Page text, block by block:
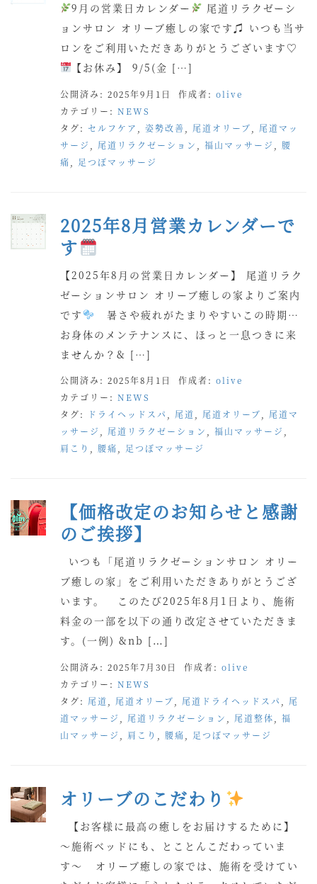
9月の営業日カレンダー
尾道リラクゼーシ
ョンサロン オリーブ癒しの家です♫ いつも当サ
ロンをご利用いただきありがとうございます♡
【お休み】 9/5(金 […]
公開済み: 2025年9月1日 作成者: olive
カテゴリー: NEWS
タグ: セルフケア 姿勢改善 尾道オリーブ
尾道マッ
サージ
尾道リラクゼーション 福山マッサージ
腰
痛
足つぼマッサージ
2025年8月営業カレンダーで
す
【2025年8月の営業日カレンダー】 尾道リラク
ゼーションサロン オリーブ癒しの家よりご案内
です
暑さや疲れがたまりやすいこの時期…
お身体のメンテナンスに、ほっと一息つきに来
ませんか？& […]
公開済み: 2025年8月1日 作成者: olive
カテゴリー: NEWS
タグ:
ドライヘッドスパ 尾道 尾道オリーブ
尾道マ
ッサージ
尾道リラクゼーション 福山マッサージ
肩こり
腰痛 足つぼマッサージ
【価格改定のお知らせと感謝
のご挨拶】
いつも「尾道リラクゼーションサロン オリー
ブ癒しの家」をご利用いただきありがとうござ
います。 このたび2025年8月1日より、施術
料金の一部を以下の通り改定させていただきま
す。(一例) &nb […]
公開済み: 2025年7月30日 作成者: olive
カテゴリー: NEWS
タグ: 尾道 尾道オリーブ 尾道ドライヘッドスパ
尾
道マッサージ
尾道リラクゼーション 尾道整体
福
山マッサージ
肩こり 腰痛 足つぼマッサージ
オリーブのこだわり
【お客様に最高の癒しをお届けするために】
〜施術ベッドにも、とことんこだわっていま
す〜 オリーブ癒しの家では、施術を受けてい